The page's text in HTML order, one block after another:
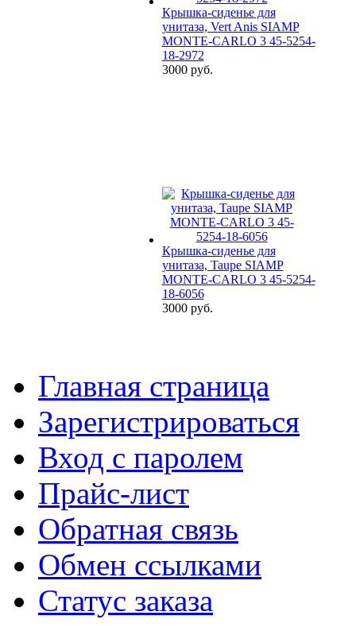
Крышка-сиденье для
унитаза, Vert Anis SIAMP
MONTE-CARLO 3 45-5254-
18-2972
3000 руб.
Крышка-сиденье для
унитаза, Taupe SIAMP
MONTE-CARLO 3 45-5254-
18-6056
3000 руб.
Главная страница
Зарегистрироваться
Вход с паролем
Прайс-лист
Обратная связь
Обмен ссылками
Статус заказа